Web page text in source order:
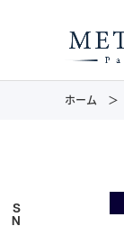
ホーム
S
N